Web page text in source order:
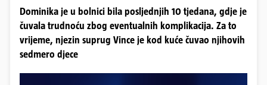
Dominika je u bolnici bila posljednjih 10 tjedana, gdje je
čuvala trudnoću zbog eventualnih komplikacija. Za to
vrijeme, njezin suprug Vince je kod kuće čuvao njihovih
sedmero djece